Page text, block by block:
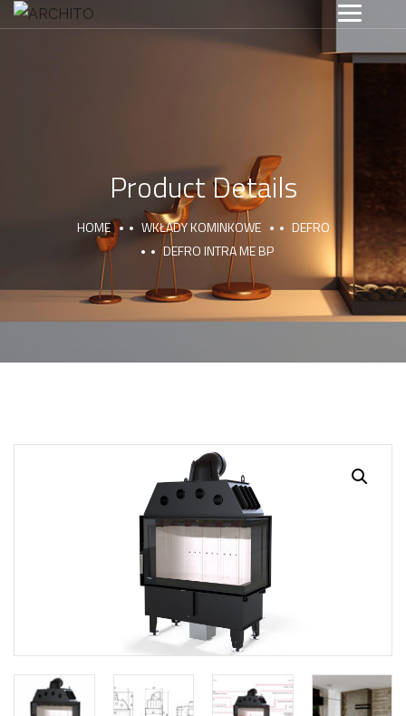
Product Details
HOME WKŁADY KOMINKOWE
DEFRO
DEFRO INTRA ME BP